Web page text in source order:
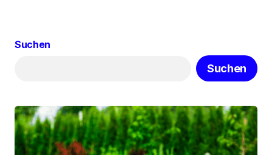
Suchen
Suchen